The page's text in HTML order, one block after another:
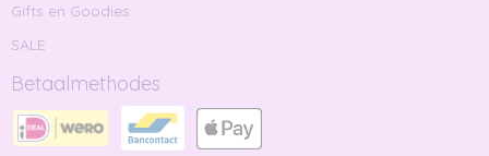
Gifts en Goodies
SALE
Betaalmethodes